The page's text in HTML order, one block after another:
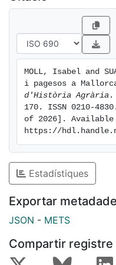
socioeconomiques de
pretenent que no
MOLL, Isabel and
i pagesos a
d'Història Agrària .
170. ISSN 0210-
of 2026].
https://
Estadístiques
Exportar
JSON - METS
Compartir registre